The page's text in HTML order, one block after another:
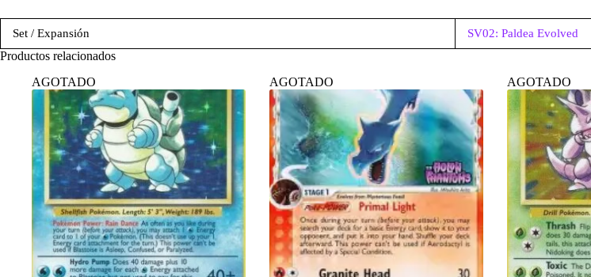
Set / Expansión SV02: Paldea Evolved
Productos relacionados
AGOTADO
AGOTADO AGOTADO